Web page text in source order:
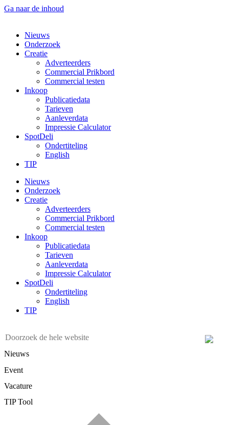
Ga naar de inhoud
Nieuws
Onderzoek
Creatie
Adverteerders
Commercial Prikbord
Commercial testen
Inkoop
Publicatiedata
Tarieven
Aanleverdata
Impressie Calculator
SpotDeli
Ondertiteling
English
TIP
Nieuws
Onderzoek
Creatie
Adverteerders
Commercial Prikbord
Commercial testen
Inkoop
Publicatiedata
Tarieven
Aanleverdata
Impressie Calculator
SpotDeli
Ondertiteling
English
TIP
Nieuws
Event
Vacature
TIP Tool